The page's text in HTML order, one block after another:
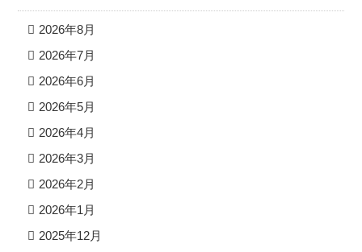
2026年8月
2026年7月
2026年6月
2026年5月
2026年4月
2026年3月
2026年2月
2026年1月
2025年12月